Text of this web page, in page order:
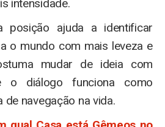
intensidade.
posição ajuda a identificar
o mundo com mais leveza e
mudar de ideia com
o diálogo funciona como
navegação na vida.